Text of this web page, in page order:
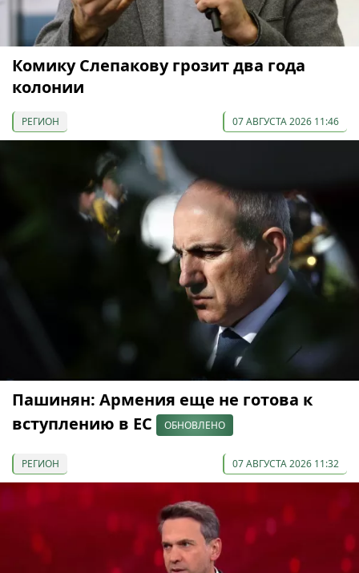
Комику Слепакову грозит два года
колонии
РЕГИОН 07 АВГУСТА 2026 11:46
Пашинян: Армения еще не готова к
вступлению в ЕС
ОБНОВЛЕНО
РЕГИОН 07 АВГУСТА 2026 11:32